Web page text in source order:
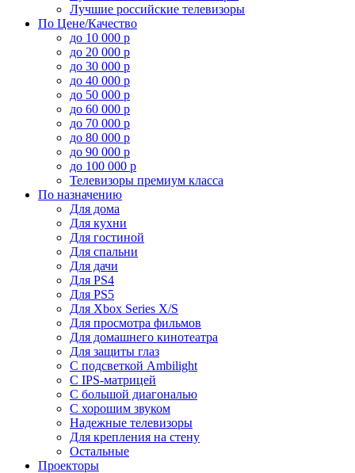
Лучшие российские телевизоры
По Цене/Качество
до 10 000 р
до 20 000 р
до 30 000 р
до 40 000 р
до 50 000 р
до 60 000 р
до 70 000 р
до 80 000 р
до 90 000 р
до 100 000 р
Телевизоры премиум класса
По назначению
Для дома
Для кухни
Для гостиной
Для спальни
Для дачи
Для PS4
Для PS5
Для Xbox Series X/S
Для просмотра фильмов
Для домашнего кинотеатра
Для защиты глаз
С подсветкой Ambilight
C IPS-матрицей
С большой диагональю
С хорошим звуком
Надежные телевизоры
Для крепления на стену
Остальные
Проекторы